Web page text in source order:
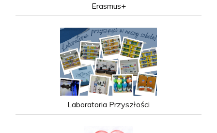
Erasmus+
Laboratoria Przyszłości